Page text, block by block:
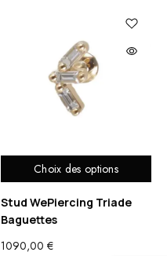
Choix des options
Stud WePiercing Triade
Baguettes
1090,00 €